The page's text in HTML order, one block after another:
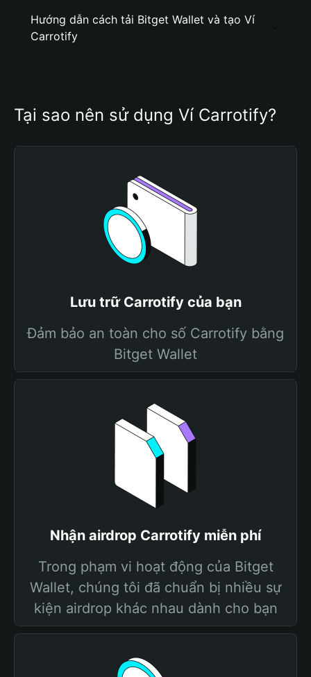
Hướng dẫn cách tải Bitget Wallet và tạo Ví
Carrotify
Tại sao nên sử dụng Ví Carrotify?
Lưu trữ Carrotify của bạn
Đảm bảo an toàn cho số Carrotify bằng
Bitget Wallet
Nhận airdrop Carrotify miễn phí
Trong phạm vi hoạt động của Bitget
Wallet, chúng tôi đã chuẩn bị nhiều sự
kiện airdrop khác nhau dành cho bạn